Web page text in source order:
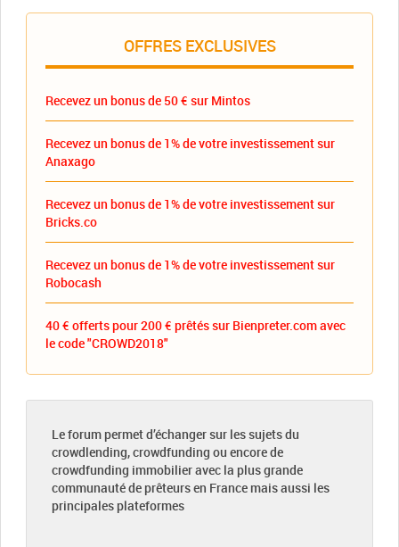
OFFRES EXCLUSIVES
Recevez un bonus de 50 € sur Mintos
Recevez un bonus de 1% de votre investissement sur
Anaxago
Recevez un bonus de 1% de votre investissement sur
Bricks.co
Recevez un bonus de 1% de votre investissement sur
Robocash
40 € offerts pour 200 € prêtés sur Bienpreter.com avec
le code "CROWD2018"
Le forum permet d’échanger sur les sujets du
crowdlending, crowdfunding ou encore de
crowdfunding immobilier avec la plus grande
communauté de prêteurs en France mais aussi les
principales plateformes